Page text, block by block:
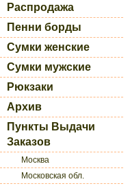
Распродажа
Пенни борды
Сумки женские
Сумки мужские
Рюкзаки
Архив
Пункты Выдачи
Заказов
Москва
Московская обл.